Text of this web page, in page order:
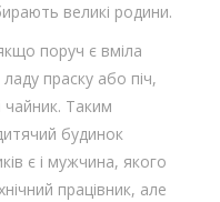
великі родини.
поруч є вміла
праску або піч,
Таким
будинок
є і мужчина, якого
працівник, але